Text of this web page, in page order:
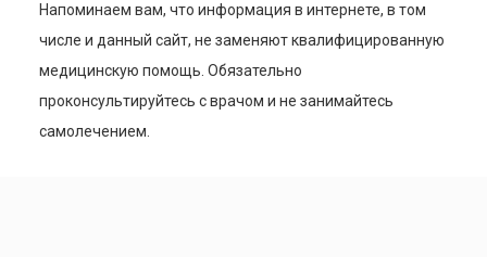
Напоминаем вам, что информация в интернете, в том
числе и данный сайт, не заменяют квалифицированную
медицинскую помощь. Обязательно
проконсультируйтесь с врачом и не занимайтесь
самолечением.